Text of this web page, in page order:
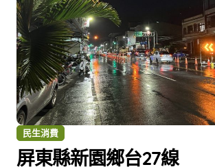
民生消費
屏東縣新園鄉台27線